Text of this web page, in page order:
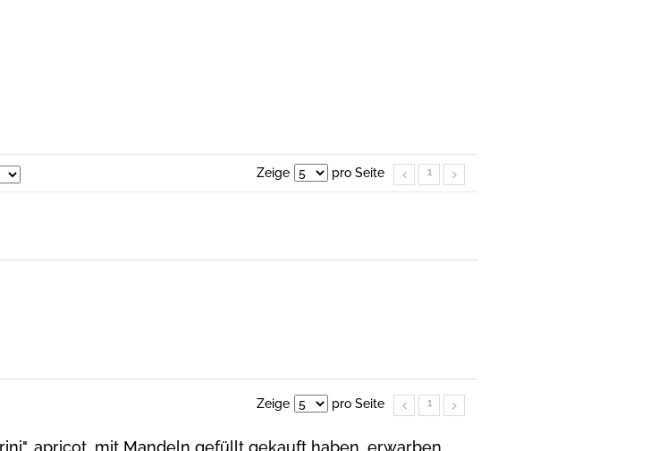
Zeige pro Seite 1
Zeige pro Seite 1
apricot, mit Mandeln gefüllt gekauft haben, erwarben